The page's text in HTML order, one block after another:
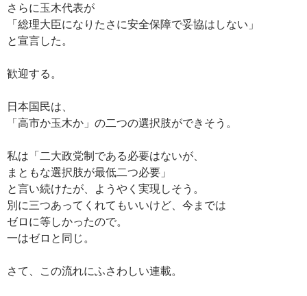
さらに玉木代表が
「総理大臣になりたさに安全保障で妥協はしない」
と宣言した。
歓迎する。
日本国民は、
「高市か玉木か」の二つの選択肢ができそう。
私は「二大政党制である必要はないが、
まともな選択肢が最低二つ必要」
と言い続けたが、ようやく実現しそう。
別に三つあってくれてもいいけど、今までは
ゼロに等しかったので。
一はゼロと同じ。
さて、この流れにふさわしい連載。